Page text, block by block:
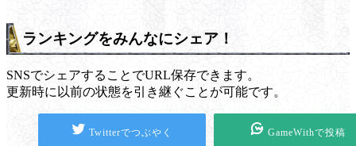
ランキングをみんなにシェア！
SNSでシェアすることでURL保存できます。
更新時に以前の状態を引き継ぐことが可能です。
Twitterでつぶやく GameWithで投稿